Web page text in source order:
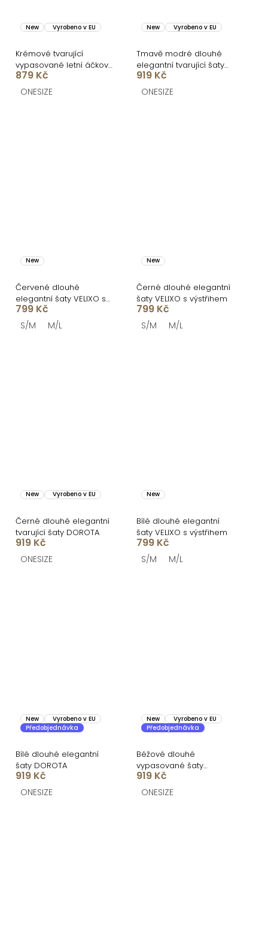
New Vyrobeno v EU
Krémové tvarující
vypasované letní áčkové
midi šaty VORTA
879 Kč
ONESIZE
New Vyrobeno v EU
Tmavě modré dlouhé
elegantní tvarující šaty
DOROTA
919 Kč
ONESIZE
New
Červené dlouhé
elegantní šaty VELIXO s
výstřihem
799 Kč
S/M M/L
New
Černé dlouhé elegantní
šaty VELIXO s výstřihem
799 Kč
S/M M/L
New Vyrobeno v EU
Černé dlouhé elegantní
tvarující šaty DOROTA
919 Kč
ONESIZE
New
Bílé dlouhé elegantní
šaty VELIXO s výstřihem
799 Kč
S/M M/L
New
Vyrobeno v EU
Předobjednávka
Bílé dlouhé elegantní
šaty DOROTA
919 Kč
ONESIZE
New
Vyrobeno v EU
Předobjednávka
Béžové dlouhé
vypasované šaty
DOROTA na ramínka
919 Kč
ONESIZE